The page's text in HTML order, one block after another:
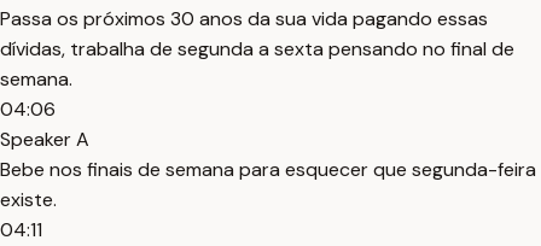
Passa os próximos 30 anos da sua vida pagando essas
dívidas, trabalha de segunda a sexta pensando no final de
semana.
04:06
Speaker A
Bebe nos finais de semana para esquecer que segunda-feira
existe.
04:11